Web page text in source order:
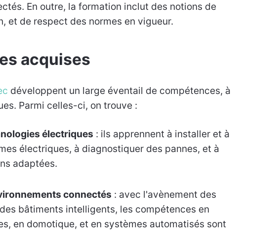
En outre, la formation inclut des notions de
et de respect des normes en vigueur.
acquises
développent un large éventail de compétences, à
Parmi celles-ci, on trouve :
électriques : ils apprennent à installer et à
électriques, à diagnostiquer des pannes, et à
adaptées.
connectés : avec l'avènement des
bâtiments intelligents, les compétences en
en domotique, et en systèmes automatisés sont